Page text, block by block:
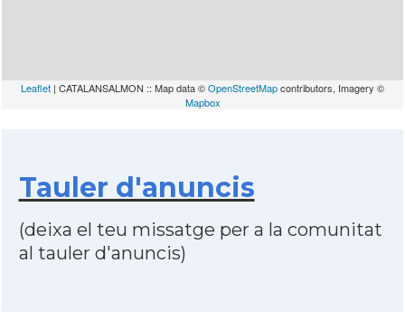
Leaflet | CATALANSALMON :: Map data ©OpenStreetMapcontributors, Imagery ©
Mapbox
Tauler d'anuncis
(deixa el teu missatge per a la comunitat
al tauler d'anuncis)